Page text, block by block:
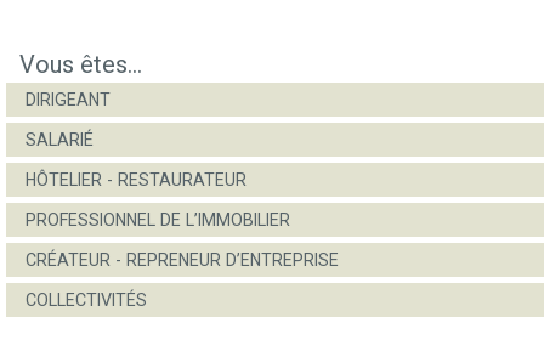
Vous êtes...
DIRIGEANT
SALARIÉ
HÔTELIER - RESTAURATEUR
PROFESSIONNEL DE L’IMMOBILIER
CRÉATEUR - REPRENEUR D’ENTREPRISE
COLLECTIVITÉS